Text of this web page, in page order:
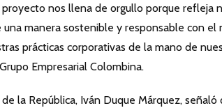
nos llena de orgullo porque refleja
manera sostenible y responsable con el
prácticas corporativas de la mano de
Empresarial Colombina.
la República, Iván Duque Márquez, señaló